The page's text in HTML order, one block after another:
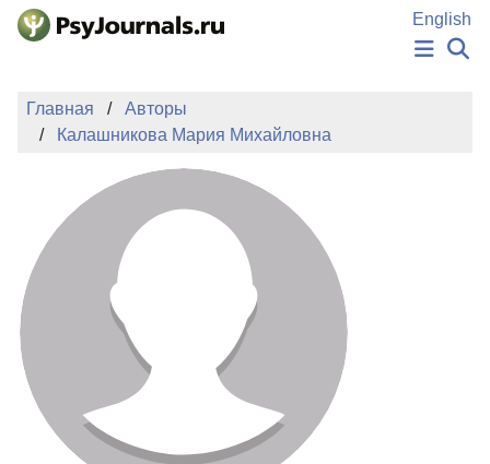
Перейти к основному содержанию
English
ИЗДАНИЯ
ПОДАТЬ РУКОПИСЬ
БАЗА ЗНАНИЙ
КЛЮЧЕВЫЕ СЛОВА
Регистрация
Главная
Авторы
Калашникова Мария Михайловна